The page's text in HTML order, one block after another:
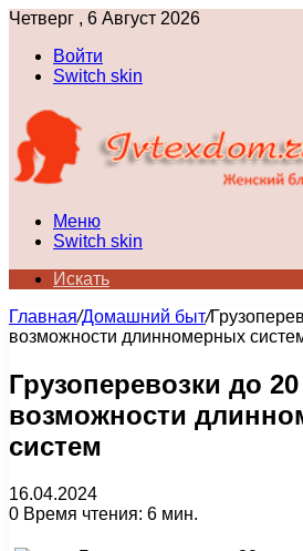
Четверг , 6 Август 2026
Войти
Switch skin
Меню
Switch skin
Искать
Главная/Домашний быт/
возможности длинномерных
Грузоперевозки до
возможности
систем
16.04.2024
0 Время чтения: 6 мин.